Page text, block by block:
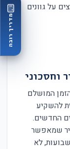
על גוונים
וחסכוני
המושלם
להשקיע
החדשים.
שמאפשר
לא
מדריך רובה